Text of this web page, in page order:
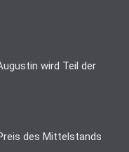
wird Teil der
des Mittelstands